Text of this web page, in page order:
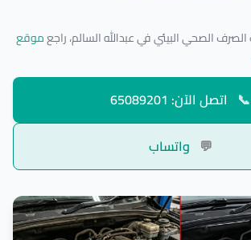
الصحي البيئي في عبدالله السالم، راجعموقع
📞 اتصل الآن: 65089201
💬 واتساب